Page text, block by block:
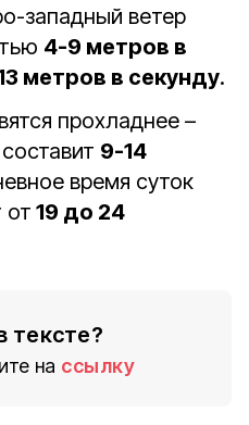
западный ветер
4-9 метров в
метров в секунду.
прохладнее –
9-14
время суток
от 19 до 24
тексте?
на ссылку